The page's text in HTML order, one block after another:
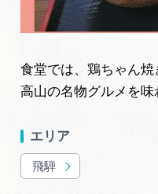
食堂では、鶏ちゃん
高山の名物グルメを味
エリア
飛騨